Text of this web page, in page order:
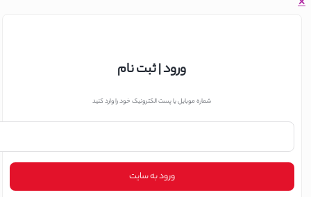
ورود | ثبت نام
شماره موبایل یا پست الکترونیک خود را وارد کنید
ورود به سایت